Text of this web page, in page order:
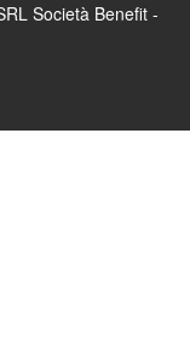
Società Benefit -